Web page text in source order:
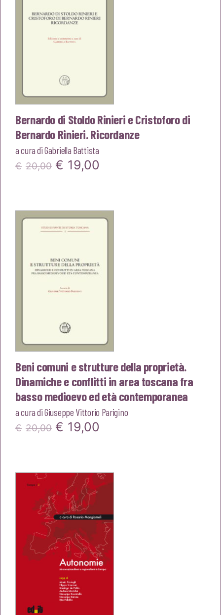
Bernardo di Stoldo Rinieri e Cristoforo di
Bernardo Rinieri. Ricordanze
a cura diGabriella Battista
€ 20,00 Il
era:
€ 19,00
è:
Beni comuni e strutture della proprietà.
Dinamiche e conflitti in area toscana fra
basso medioevo ed età contemporanea
a cura diGiuseppe Vittorio Parigino
€ 20,00 Il
era:
€20,00.
€ 19,00
è: